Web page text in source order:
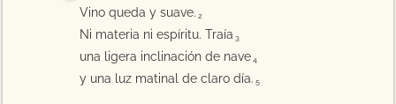
Vino queda y suave. 2
Ni materia ni espíritu. Traía 3
una ligera inclinación de nave 4
y una luz matinal de claro día. 5